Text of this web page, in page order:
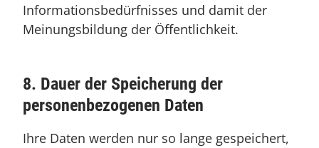
Informationsbedürfnisses und damit der
Meinungsbildung der Öffentlichkeit.
8. Dauer der Speicherung der
personenbezogenen Daten
Ihre Daten werden nur so lange gespeichert,